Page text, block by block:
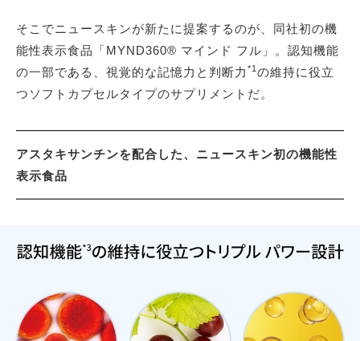
そこでニュースキンが新たに提案するのが、同社初の機
能性表示食品「MYND360® マインド フル」。認知機能
の一部である、視覚的な記憶力と判断力 *1の維持に役立
つソフトカプセルタイプのサプリメントだ。
アスタキサンチンを配合した、ニュースキン初の機能性
表示食品